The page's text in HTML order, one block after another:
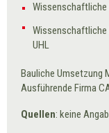
Wissenschaftliche
Wissenschaftliche
UHL
Bauliche Umsetzung
Ausführende Firma
Quellen: keine